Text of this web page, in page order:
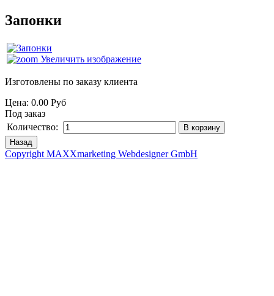
Запонки
Увеличить изображение
Изготовлены по заказу клиента
Цена: 0.00 Руб
Под заказ
Количество:
Copyright MAXXmarketing Webdesigner GmbH